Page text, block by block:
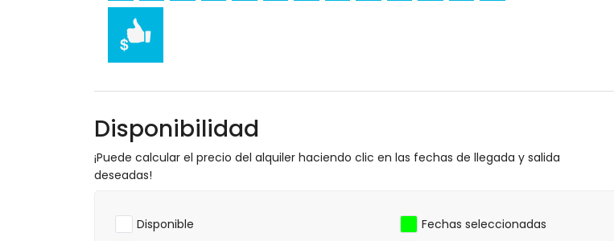
Actividades deportivas
senderismo y ciclismo (a menos de 1000 metros de la villa)
tenis, canoeing, kayaking, pesca, buceo, esnórquel, surf y esquí acuático (a menos de 5
escalada (a menos de 25 kilómetros de la villa)
Disponibilidad
¡Puede calcular el precio del alquiler haciendo clic en las fechas de llegada y salida
deseadas!
Disponible
Fechas seleccionadas